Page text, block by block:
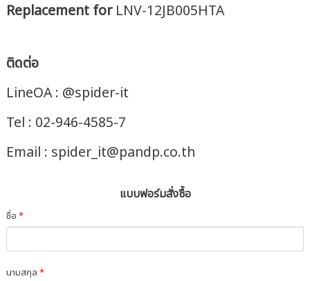
Replacement for LNV-12JB005HTA
ติดต่อ
LineOA : @spider-it
Tel : 02-946-4585-7
Email : spider_it@pandp.co.th
แบบฟอร์มสั่งซื้อ
ชื่อ*
นามสกุล*